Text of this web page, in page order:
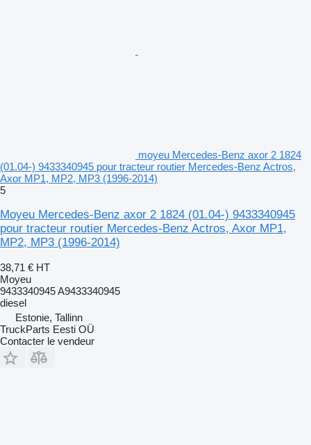
moyeu Mercedes-Benz axor 2 1824
(01.04-) 9433340945 pour tracteur routier Mercedes-Benz Actros,
Axor MP1, MP2, MP3 (1996-2014)
5
Moyeu Mercedes-Benz axor 2 1824 (01.04-) 9433340945
pour tracteur routier Mercedes-Benz Actros, Axor MP1,
MP2, MP3 (1996-2014)
38,71 € HT
Moyeu
9433340945 A9433340945
diesel
Estonie, Tallinn
TruckParts Eesti OÜ
Contacter le vendeur